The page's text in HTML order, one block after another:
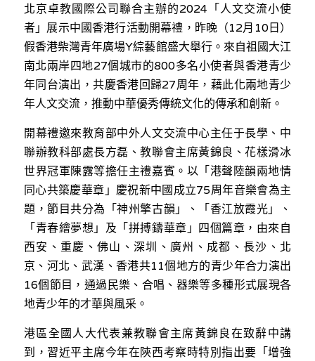
KOL 精選
大衛sir專欄
曾子晴 - 晴深直說
陳貴春大律師專欄
陳子遷律師專欄
羅浚軒專欄
溫志倫專欄
汪明欣專欄
張美雄專欄
莊豪鋒專欄
北京卓教國際公司聯合主辦的2024「人文交流小使
者」展示中國香港行活動開幕禮，昨晚（12月10日）
假香港柴灣青年廣場Y綜藝館盛大舉行。來自祖國大江
南北兩岸四地27個城市的800多名小使者與香港青少
年同台演出，共慶香港回歸27周年，藉此化兩地青少
年人文交流，推動中華優秀傳統文化的傳承和創新。
開幕禮邀來教育部中外人文交流中心主任于長學、中
聯辦教科部處長方磊、教聯會主席黃錦良、花樣滑冰
世界冠軍陳露等擔任主禮嘉賓。以「港聲陸韻兩地情
同心共築慶華章」慶祝新中國成立75周年音樂會為主
題，節目共分為「神州擎古韻」、「香江放霞光」、
「青春繪夢想」及「拼搏鑄華章」四個篇章，由來自
西安、重慶、佛山、深圳、廣州、成都、長沙、北
京、河北、武漢、香港共11個地方的青少年合力演出
16個節目，通過民樂、合唱、器樂等多種形式展現各
地青少年的才華與風采。
港區全國人大代表兼教聯會主席黃錦良在致辭中講
到，習近平主席今年在陝西考察時特別指出要「增強